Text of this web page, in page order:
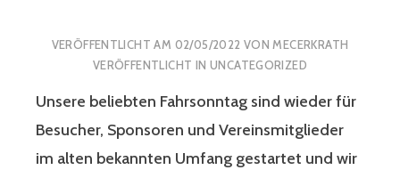
VERÖFFENTLICHT AM 02/05/2022 VON MECERKRATH
VERÖFFENTLICHT IN UNCATEGORIZED
Unsere beliebten Fahrsonntag sind wieder für
Besucher, Sponsoren und Vereinsmitglieder
im alten bekannten Umfang gestartet und wir